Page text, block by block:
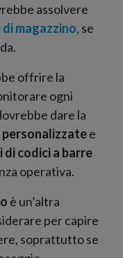
assolvere
magazzino, se
offrire la
ogni
dare la
e
codici a barre
operativa.
è un’altra
per capire
soprattutto se